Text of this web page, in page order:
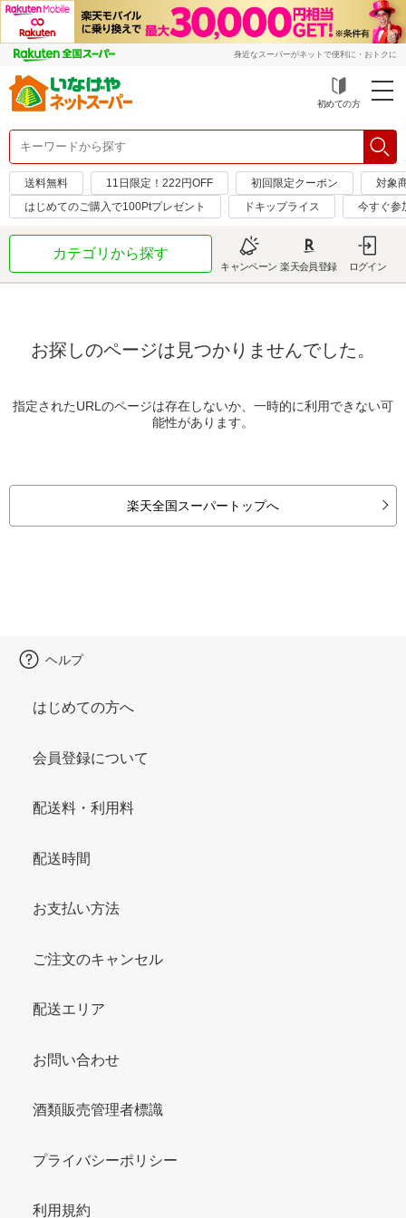
身近なスーパーがネットで便利に・おトクに
初めての方
送料無料 11日限定！222円OFF 初回限定クーポン
対象
はじめてのご購入で100Ptプレゼント
ドキップライス 今すぐ参
カテゴリから探す
キャンペーン 楽天会員登録 ログイン
お探しのページは見つかりませんでした。
指定されたURLのページは存在しないか、一時的に利用できない可
能性があります。
楽天全国スーパートップへ
ヘルプ
はじめての方へ
会員登録について
配送料・利用料
配送時間
お支払い方法
ご注文のキャンセル
配送エリア
お問い合わせ
酒類販売管理者標識
プライバシーポリシー
利用規約